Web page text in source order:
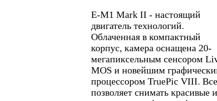
E-M1 Mark II - настоящий
двигатель технологий.
Облаченная в компактный
корпус, камера оснащена 20-
мегапиксельным сенсором
MOS и новейшим
процессором TruePic VIII.
позволяет снимать красивые и